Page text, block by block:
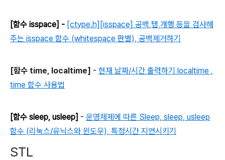
[함수 isspace] - [ctype.h][isspace] 공백,탭,개행 등을 검사해
주는 isspace 함수 (whitespace 판별), 공백제거하기
[함수 time, localtime] - 현재 날짜/시간 출력하기 localtime ,
time 함수 사용법
[함수 sleep, usleep] - 운영체제에 따른 Sleep, sleep, usleep
함수 (리눅스/유닉스와 윈도우), 특정시간 지연시키기
STL